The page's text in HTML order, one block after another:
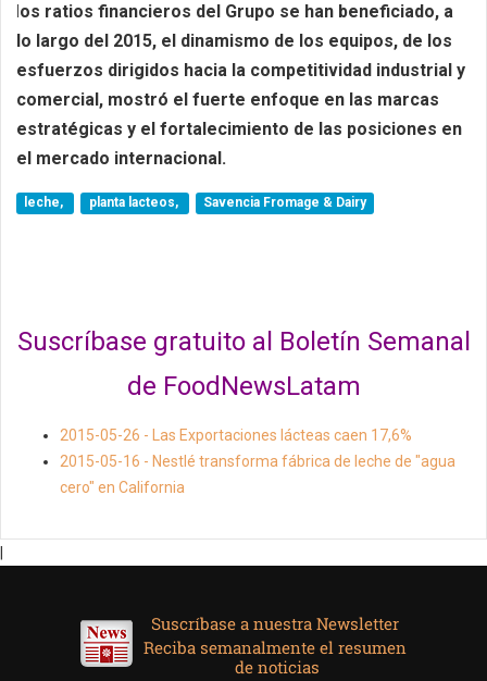
los ratios financieros del Grupo se han beneficiado, a
lo largo del 2015, el dinamismo de los equipos, de los
esfuerzos dirigidos hacia la competitividad industrial y
comercial, mostró el fuerte enfoque en las marcas
estratégicas y el fortalecimiento de las posiciones en
el mercado internacional.
leche, planta lacteos, Savencia Fromage & Dairy
Suscríbase gratuito al Boletín Semanal
de FoodNewsLatam
2015-05-26 - Las Exportaciones lácteas caen 17,6%
2015-05-16 - Nestlé transforma fábrica de leche de "agua
cero" en California